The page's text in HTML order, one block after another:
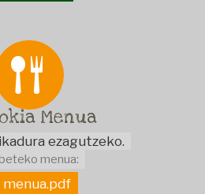
Menua
ezagutzeko.
menua:
menua.pdf